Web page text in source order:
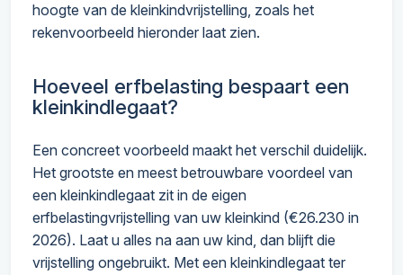
hoogte van de kleinkindvrijstelling, zoals het
rekenvoorbeeld hieronder laat zien.
Hoeveel erfbelasting bespaart een
kleinkindlegaat?
Een concreet voorbeeld maakt het verschil duidelijk.
Het grootste en meest betrouwbare voordeel van
een kleinkindlegaat zit in de eigen
erfbelastingvrijstelling van uw kleinkind (€26.230 in
2026). Laat u alles na aan uw kind, dan blijft die
vrijstelling ongebruikt. Met een kleinkindlegaat ter